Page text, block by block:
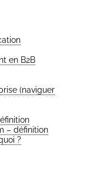
en B2B
(navi­guer
– définition
?